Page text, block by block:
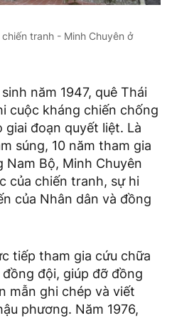
tranh - Minh Chuyên ở
năm 1947, quê Thái
cuộc kháng chiến chống
đoạn quyết liệt. Là
súng, 10 năm tham gia
Nam Bộ, Minh Chuyên
của chiến tranh, sự hi
của Nhân dân và đồng
tiếp tham gia cứu chữa
đội, giúp đỡ đồng
mẫn ghi chép và viết
phương. Năm 1976,